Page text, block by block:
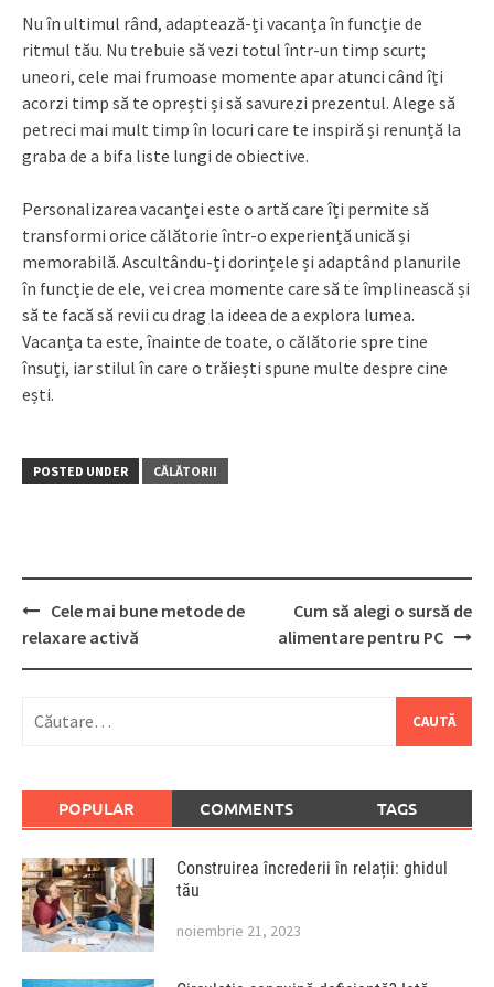
Nu în ultimul rând, adaptează-ți vacanța în funcție de
ritmul tău. Nu trebuie să vezi totul într-un timp scurt;
uneori, cele mai frumoase momente apar atunci când îți
acorzi timp să te oprești și să savurezi prezentul. Alege să
petreci mai mult timp în locuri care te inspiră și renunță la
graba de a bifa liste lungi de obiective.
Personalizarea vacanței este o artă care îți permite să
transformi orice călătorie într-o experiență unică și
memorabilă. Ascultându-ți dorințele și adaptând planurile
în funcție de ele, vei crea momente care să te împlinească și
să te facă să revii cu drag la ideea de a explora lumea.
Vacanța ta este, înainte de toate, o călătorie spre tine
însuți, iar stilul în care o trăiești spune multe despre cine
ești.
POSTED UNDER CĂLĂTORII
Post
navigation
Cele mai bune metode de
relaxare activă
Cum să alegi o sursă de
alimentare pentru PC
după:
POPULAR COMMENTS TAGS
Construirea încrederii în relații: ghidul
tău
noiembrie 21, 2023